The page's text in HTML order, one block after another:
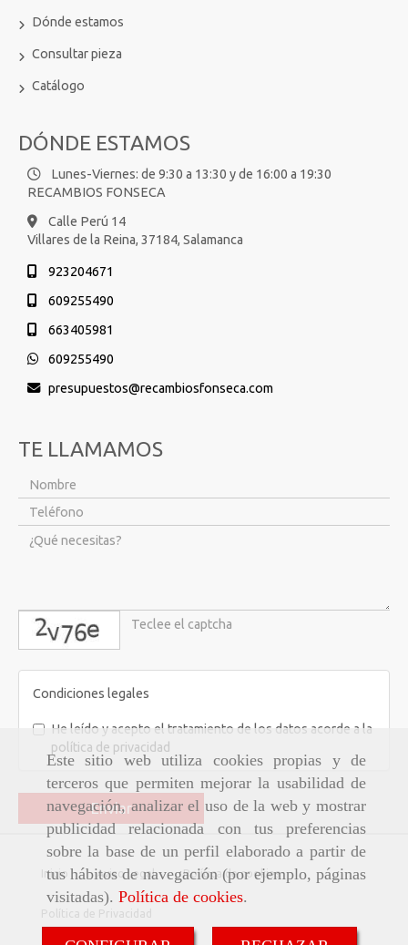
Este sitio web utiliza cookies propias y de
terceros que permiten mejorar la usabilidad de
navegación, analizar el uso de la web y mostrar
publicidad relacionada con tus preferencias
sobre la base de un perfil elaborado a partir de
tus hábitos de navegación (por ejemplo, páginas
visitadas). Política de cookies.
Dónde estamos
Consultar pieza
Catálogo
DÓNDE ESTAMOS
Lunes-Viernes: de 9:30 a 13:30 y de 16:00 a 19:30
RECAMBIOS FONSECA
Calle Perú 14
Villares de la Reina, 37184, Salamanca
923204671
609255490
663405981
609255490
presupuestos
recambiosfonseca.com
TE LLAMAMOS
captcha
Condiciones legales
He leído y acepto el tratamiento de los datos acorde a la
política de privacidad
Enviar
Inicio Aviso Legal Política de cookies
Política de Privacidad